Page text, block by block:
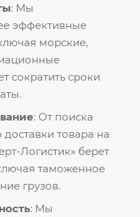
: Мы
эффективные
морские,
сократить сроки
: От поиска
товара на
Логистик» берет
таможенное
грузов.
: Мы